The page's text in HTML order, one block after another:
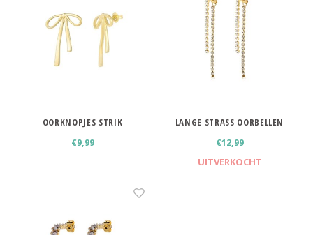
OORKNOPJES STRIK
€9,99
LANGE STRASS OORBELLEN
€12,99
UITVERKOCHT